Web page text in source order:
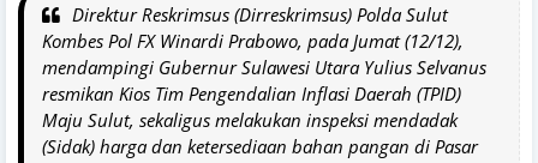
Direktur Reskrimsus (Dirreskrimsus) Polda Sulut
Kombes Pol FX Winardi Prabowo, pada Jumat (12/12),
mendampingi Gubernur Sulawesi Utara Yulius Selvanus
resmikan Kios Tim Pengendalian Inflasi Daerah (TPID)
Maju Sulut, sekaligus melakukan inspeksi mendadak
(Sidak) harga dan ketersediaan bahan pangan di Pasar